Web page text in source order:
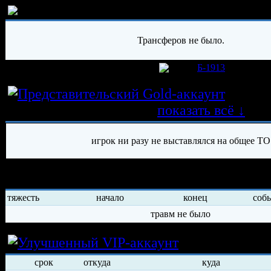
Трансферов не было.
Б-1913
показать всё ↓
игрок ни разу не выставлялся на общее ТО
тяжесть начало конец
травм не было
Условия
срок откуда куда